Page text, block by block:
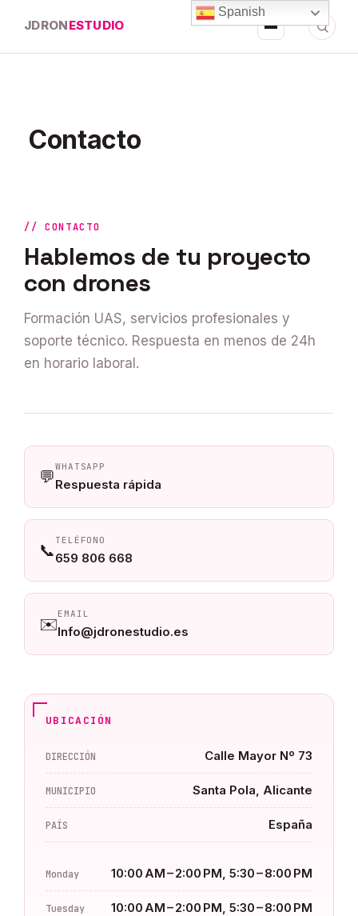
JDRONESTUDIO
Contacto
// CONTACTO
Hablemos de tu proyecto
con drones
Formación UAS, servicios profesionales y
soporte técnico. Respuesta en menos de 24h
en horario laboral.
💬
WHATSAPP
Respuesta rápida
📞
TELÉFONO
659 806 668
✉️
EMAIL
Info@jdronestudio.es
UBICACIÓN
DIRECCIÓN Calle Mayor Nº 73
MUNICIPIO Santa Pola, Alicante
PAÍS España
Monday 10:00 AM – 2:00 PM, 5:30 – 8:00 PM
Tuesday 10:00 AM – 2:00 PM, 5:30 – 8:00 PM
Spanish